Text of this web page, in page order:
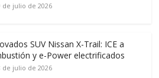
de julio de 2026
SUV Nissan X-Trail: ICE a
y e-Power electrificados
de julio de 2026